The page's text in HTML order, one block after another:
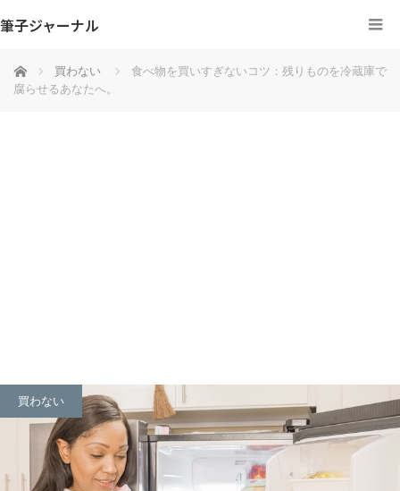
筆子ジャーナル
ホーム 買わない
食べ物を買いすぎないコツ：残りものを冷蔵庫で
腐らせるあなたへ。
買わない